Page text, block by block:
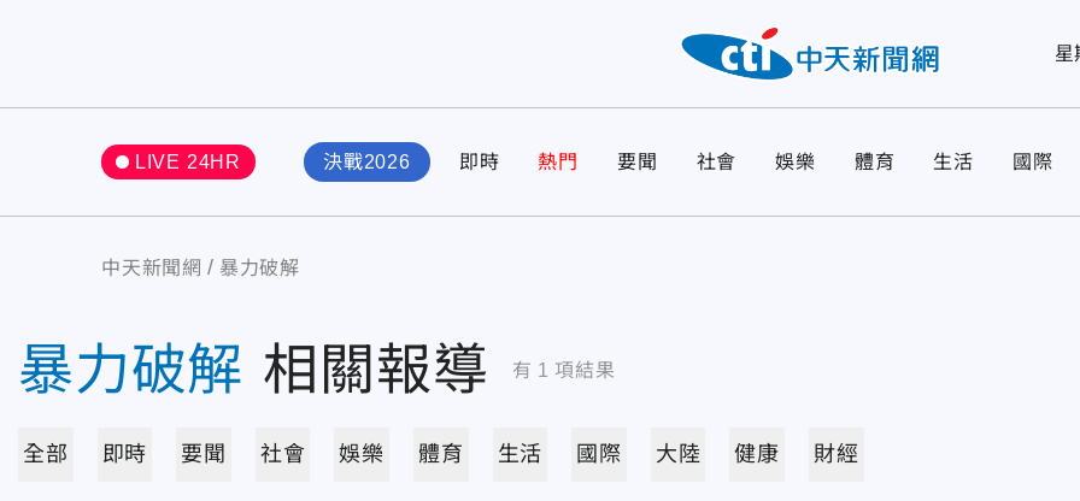
星
LIVE 24HR 決戰2026 即時 熱門 要聞 社會 娛樂 體育 生活 國際
中天新聞網 暴力破解
暴力破解 相關報導 有 1 項結果
全部 即時 要聞 社會 娛樂 體育 生活 國際 大陸 健康 財經